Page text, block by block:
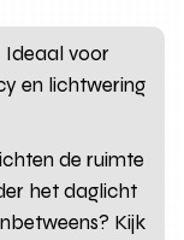
Ideaal voor
en lichtwering
de ruimte
het daglicht
Kijk